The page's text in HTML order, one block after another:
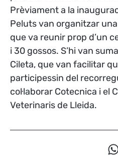
Prèviament a la
Peluts van organitzar
que va reunir prop d’un
i 30 gossos. S’hi van
Cileta, que van facilitar
participessin del
col·laborar Cotecnica i el
Veterinaris de Lleida.